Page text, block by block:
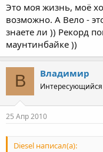
Это моя жизнь, моё
возможно. А Вело -
знаете ли )) Рекорд
маунтинбайке ))
В Владимир
25 Апр 2010
Diesel написал(а):